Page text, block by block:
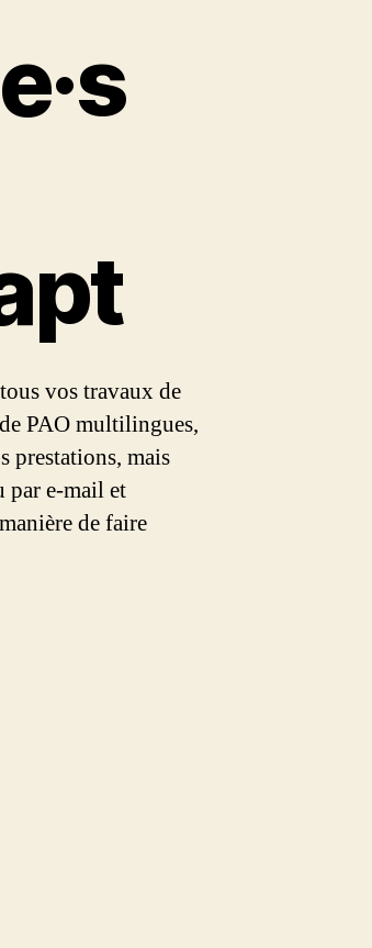
vos travaux de
PAO multilingues,
prestations, mais
par e-mail et
de faire